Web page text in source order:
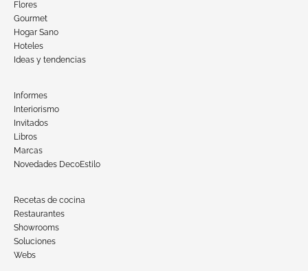
Flores
Gourmet
Hogar Sano
Hoteles
Ideas y tendencias
Informes
Interiorismo
Invitados
Libros
Marcas
Novedades DecoEstilo
Recetas de cocina
Restaurantes
Showrooms
Soluciones
Webs